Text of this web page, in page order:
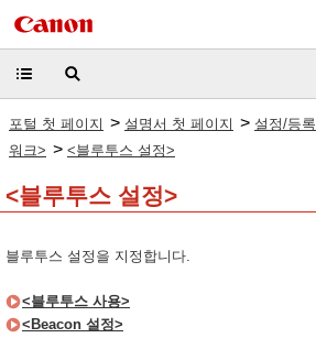
포털 첫 페이지 > 설명서 첫 페이지 > 설정/등록
워크> > <블루투스 설정>
<블루투스 설정>
블루투스 설정을 지정합니다.
<블루투스 사용>
<Beacon 설정>